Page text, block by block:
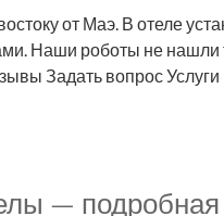
от Маэ. В отеле
Наши роботы не нашли
Задать вопрос Услуги
— подробная